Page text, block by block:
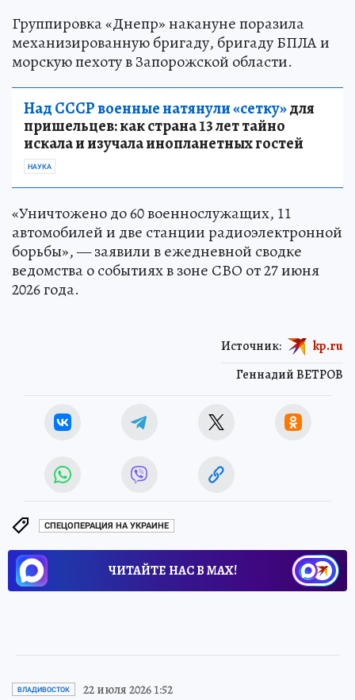
Группировка «Днепр» накануне поразила
механизированную бригаду, бригаду БПЛА и
морскую пехоту в Запорожской области.
Над СССР военные натянули «сетку»для
пришельцев: как страна 13 лет тайно
искала и изучала инопланетных гостей
НАУКА
«Уничтожено до 60 военнослужащих, 11
автомобилей и две станции радиоэлектронной
борьбы», — заявили в ежедневной сводке
ведомства о событиях в зоне СВО от 27 июня
2026 года.
Геннадий ВЕТРОВ
Источник: kp.ru
СПЕЦОПЕРАЦИЯ НА УКРАИНЕ
ЧИТАЙТЕ НАС В МАХ!
ВЛАДИВОСТОК 22 июля 2026 1:52